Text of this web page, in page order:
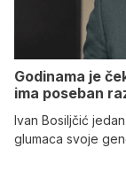
Godinama je
ima poseban
Ivan Bosiljčić
glumaca svoje